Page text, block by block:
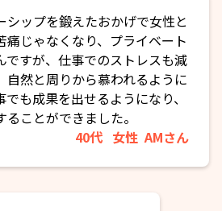
シップを鍛えたおかげで女性と
痛じゃなくなり、プライベート
ですが、仕事でのストレスも減
自然と周りから慕われるように
でも成果を出せるようになり、
ことができました。
40代 女性 AMさん